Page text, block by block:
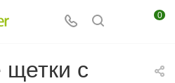
0
с